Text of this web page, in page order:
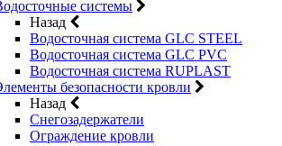
системы
Назад
Водосточная система GLC STEEL
Водосточная система GLC PVC
Водосточная система RUPLAST
безопасности кровли
Назад
Снегозадержатели
Ограждение кровли